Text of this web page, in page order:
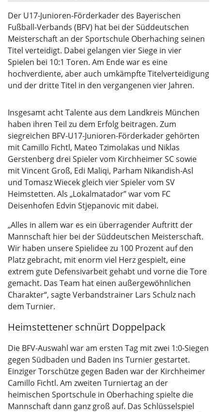
Der U17-Junioren-Förderkader des Bayerischen
Fußball-Verbands (BFV) hat bei der Süddeutschen
Meisterschaft an der Sportschule Oberhaching seinen
Titel verteidigt. Dabei gelangen vier Siege in vier
Spielen bei 10:1 Toren. Am Ende war es eine
hochverdiente, aber auch umkämpfte Titelverteidigung
und der dritte Titel in den vergangenen vier Jahren.
Insgesamt acht Talente aus dem Landkreis München
haben ihren Teil zu dem Erfolg beitragen. Zum
siegreichen BFV-U17-Junioren-Förderkader gehörten
mit Camillo Fichtl, Mateo Tzimolakas und Niklas
Gerstenberg drei Spieler vom Kirchheimer SC sowie
mit Vincent Groß, Edi Maliqi, Parham Nikandish-Asl
und Tomasz Wiecek gleich vier Spieler vom SV
Heimstetten. Als „Lokalmatador” war vom FC
Deisenhofen Edvin Stjepanovic mit dabei.
„Alles in allem war es ein überragender Auftritt der
Mannschaft hier bei der Süddeutschen Meisterschaft.
Wir haben unsere Spielidee zu 100 Prozent auf den
Platz gebracht, mit enorm viel Herz gespielt, eine
extrem gute Defensivarbeit gehabt und vorne die Tore
gemacht. Das Team hat einen außergewöhnlichen
Charakter“, sagte Verbandstrainer Lars Schulz nach
dem Turnier.
Heimstettener schnürt Doppelpack
Die BFV-Auswahl war am ersten Tag mit zwei 1:0-Siegen
gegen Südbaden und Baden ins Turnier gestartet.
Einziger Torschütze gegen Baden war der Kirchheimer
Camillo Fichtl. Am zweiten Turniertag an der
heimischen Sportschule in Oberhaching spielte die
Mannschaft dann ganz groß auf. Das Schlüsselspiel